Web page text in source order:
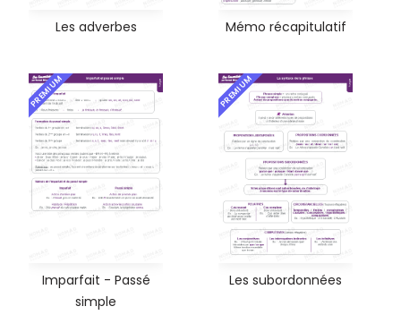
Les adverbes Mémo récapitulatif
PREMIUM
Imparfait - Passé
simple
PREMIUM
Les subordonnées